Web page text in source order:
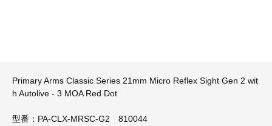
Primary Arms Classic Series 21mm Micro Reflex Sight Gen 2 wit
h Autolive - 3 MOA Red Dot
型番：PA-CLX-MRSC-G2 810044